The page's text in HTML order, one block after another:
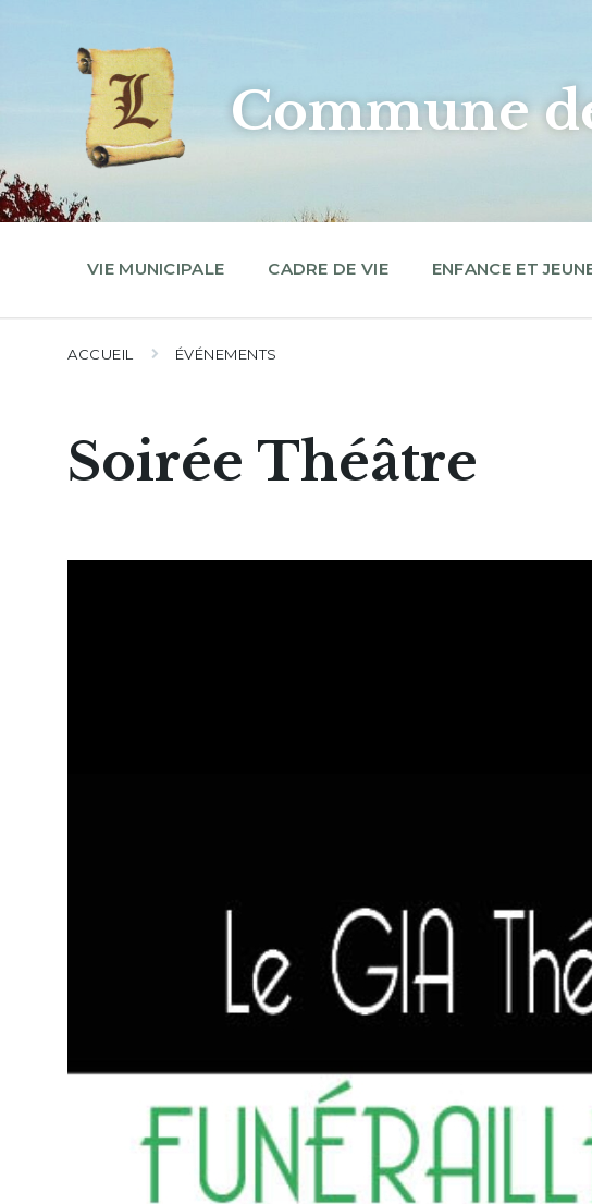
navigation
Commune
VIE MUNICIPALE CADRE DE VIE ENFANCE ET
ACCUEIL ÉVÉNEMENTS
Soirée Théâtre